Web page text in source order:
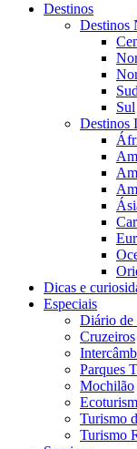
Destinos
Destinos
Sul
Destinos
Dicas e
Especiais
Diário de
Cruzeiros
Parques
Mochilão
Turismo
Turismo